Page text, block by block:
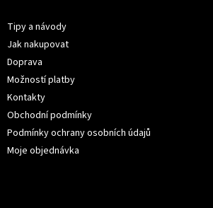
Tipy a návody
Jak nakupovat
Doprava
Možností platby
Kontakty
Obchodní podmínky
Podmínky ochrany osobních údajů
Moje objednávka